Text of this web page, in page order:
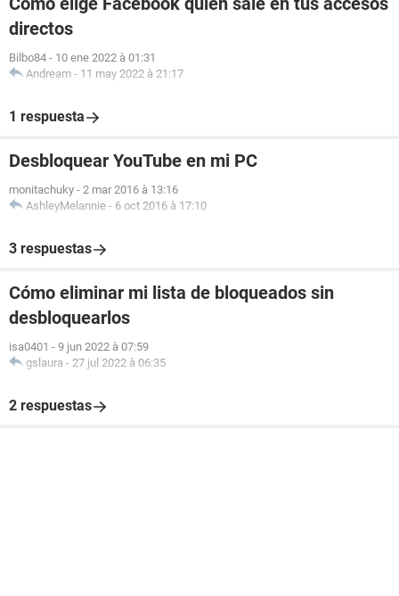
directos
Bilbo84 - 10 ene 2022 à 01:31
Andream - 11 may 2022 à 21:17
1 respuesta
Desbloquear YouTube en mi PC
monitachuky - 2 mar 2016 à 13:16
AshleyMelannie - 6 oct 2016 à 17:10
3 respuestas
Cómo eliminar mi lista de bloqueados sin
desbloquearlos
isa0401 - 9 jun 2022 à 07:59
gslaura - 27 jul 2022 à 06:35
2 respuestas